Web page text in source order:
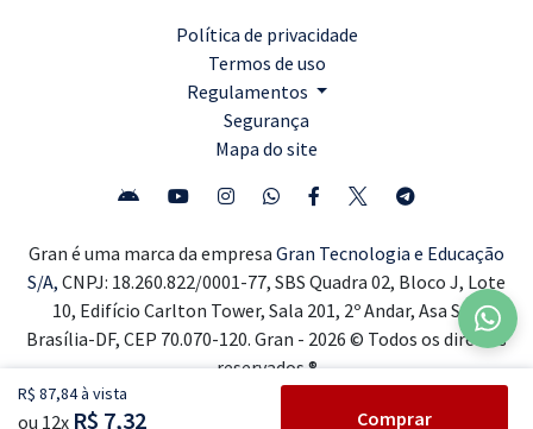
R$ 87,84 à vista
ou 12x R$ 7,32 Comprar
Política de privacidade
Termos de uso
Regulamentos
Segurança
Mapa do site
Gran é uma marca da empresa Gran Tecnologia e Educação
S/A, CNPJ: 18.260.822/0001-77, SBS Quadra 02, Bloco J, Lote
10, Edifício Carlton Tower, Sala 201, 2º Andar, Asa Sul,
Brasília-DF, CEP 70.070-120. Gran - 2026 © Todos os direitos
reservados ®